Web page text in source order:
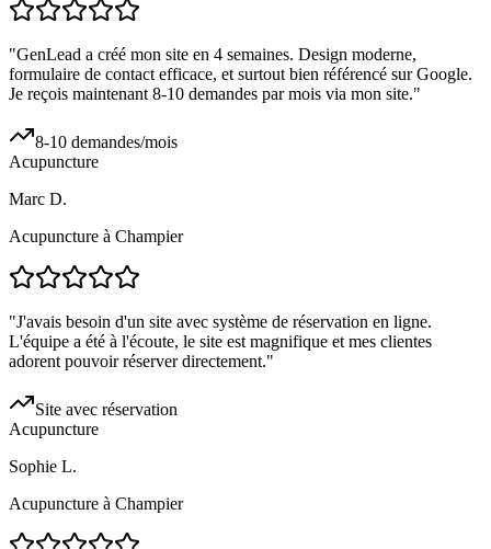
"GenLead a créé mon site en 4 semaines. Design moderne,
formulaire de contact efficace, et surtout bien référencé sur Google.
Je reçois maintenant 8-10 demandes par mois via mon site."
8-10 demandes/mois
Acupuncture
Marc D.
Acupuncture à Champier
"J'avais besoin d'un site avec système de réservation en ligne.
L'équipe a été à l'écoute, le site est magnifique et mes clientes
adorent pouvoir réserver directement."
Site avec réservation
Acupuncture
Sophie L.
Acupuncture à Champier